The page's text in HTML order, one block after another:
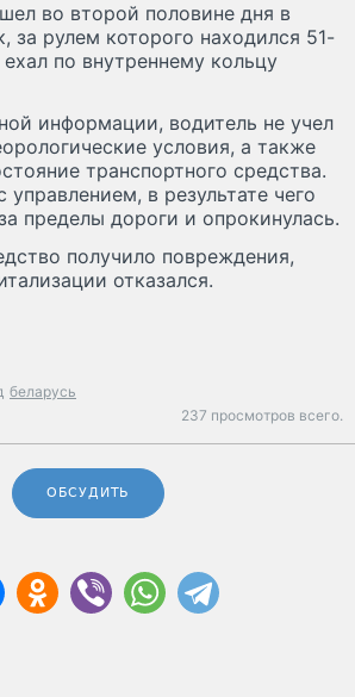
во второй половине дня в
за рулем которого находился 51-
по внутреннему кольцу
информации, водитель не учел
условия, а также
транспортного средства.
управлением, в результате чего
пределы дороги и опрокинулась.
получило повреждения,
отказался.
беларусь
237 просмотров всего.
ОБСУДИТЬ